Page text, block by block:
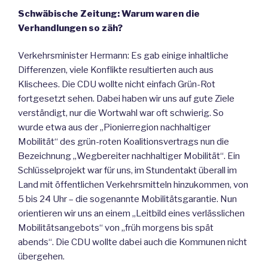
Schwäbische Zeitung: Warum waren die
Verhandlungen so zäh?
Verkehrsminister Hermann: Es gab einige inhaltliche
Differenzen, viele Konflikte resultierten auch aus
Klischees. Die CDU wollte nicht einfach Grün-Rot
fortgesetzt sehen. Dabei haben wir uns auf gute Ziele
verständigt, nur die Wortwahl war oft schwierig. So
wurde etwa aus der „Pionierregion nachhaltiger
Mobilität“ des grün-roten Koalitionsvertrags nun die
Bezeichnung „Wegbereiter nachhaltiger Mobilität“. Ein
Schlüsselprojekt war für uns, im Stundentakt überall im
Land mit öffentlichen Verkehrsmitteln hinzukommen, von
5 bis 24 Uhr – die sogenannte Mobilitätsgarantie. Nun
orientieren wir uns an einem „Leitbild eines verlässlichen
Mobilitätsangebots“ von „früh morgens bis spät
abends“. Die CDU wollte dabei auch die Kommunen nicht
übergehen.